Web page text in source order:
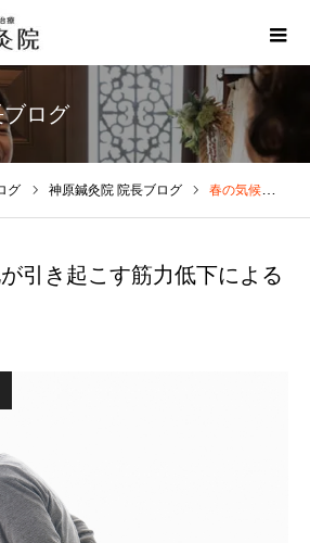
ログ
グ 神原鍼灸院 院長ブログ 春の気候変化が引き起こす筋力低下による腰痛
引き起こす筋力低下による